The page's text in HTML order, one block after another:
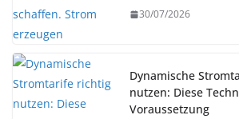
30/07/2026
Dynamische
nutzen: Diese
Voraussetzung